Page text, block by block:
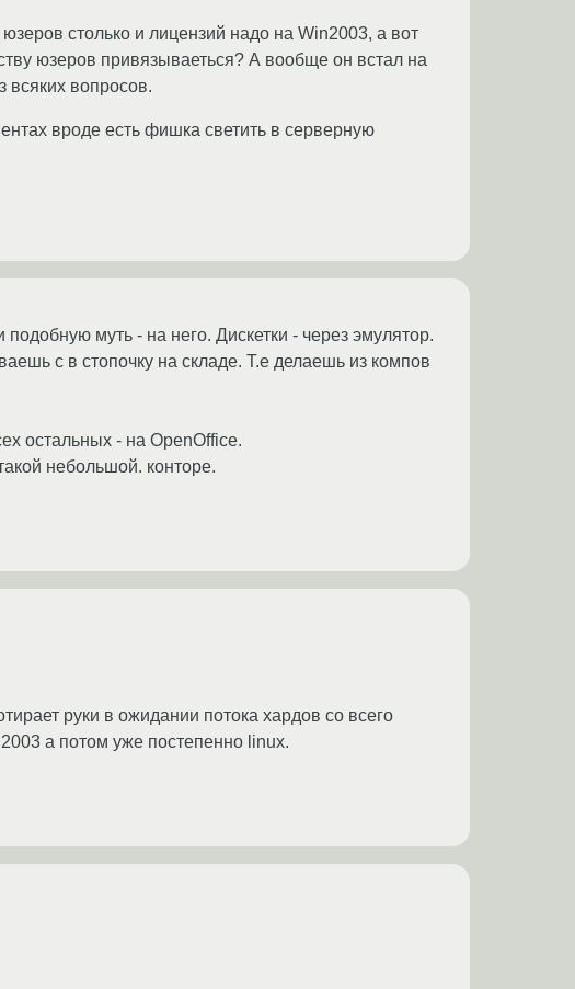
столько и лицензий надо на Win2003, а вот
юзеров привязываеться? А вообще он встал на
всяких вопросов.
вроде есть фишка светить в серверную
муть - на него. Дискетки - через эмулятор.
с в стопочку на складе. Т.е делаешь из компов
остальных - на OpenOffice.
небольшой. конторе.
руки в ожидании потока хардов со всего
а потом уже постепенно linux.